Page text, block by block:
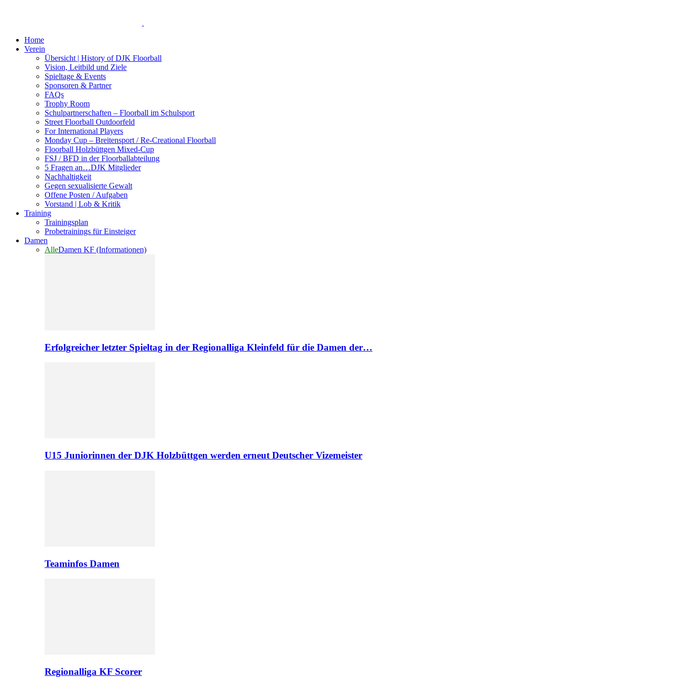
Home
Verein
Übersicht | History of DJK Floorball
Vision, Leitbild und Ziele
Spieltage & Events
Sponsoren & Partner
FAQs
Trophy Room
Schulpartnerschaften – Floorball im Schulsport
Street Floorball Outdoorfeld
For International Players
Monday Cup – Breitensport / Re-Creational Floorball
Floorball Holzbüttgen Mixed-Cup
FSJ / BFD in der Floorballabteilung
5 Fragen an…DJK Mitglieder
Nachhaltigkeit
Gegen sexualisierte Gewalt
Offene Posten / Aufgaben
Vorstand | Lob & Kritik
Training
Trainingsplan
Probetrainings für Einsteiger
Damen
AlleDamen KF (Informationen)
Erfolgreicher letzter Spieltag in der Regionalliga Kleinfeld für die Damen der…
U15 Juniorinnen der DJK Holzbüttgen werden erneut Deutscher Vizemeister
Teaminfos Damen
Regionalliga KF Scorer